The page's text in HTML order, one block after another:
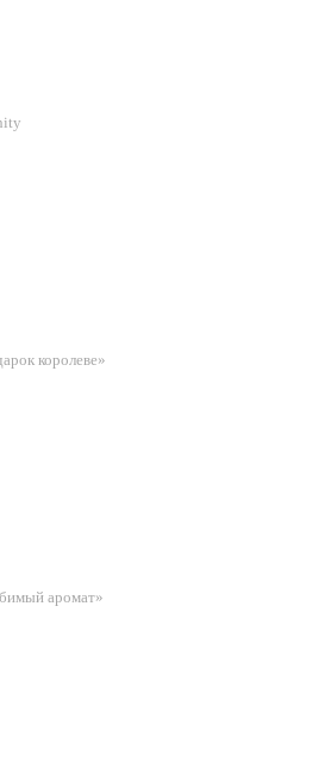
королеве»
аромат»